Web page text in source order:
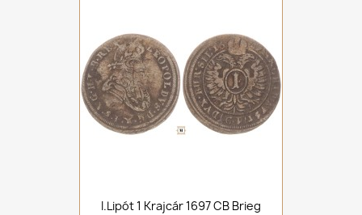
I.Lipót 1 Krajcár 1697 CB Brieg